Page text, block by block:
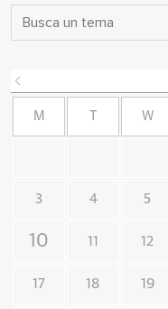
M W
3 4 5
10 11 12
17 18 19